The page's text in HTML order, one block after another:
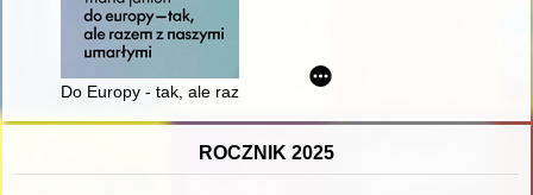
Do Europy - tak, ale razem z naszymi umarłymi
ROCZNIK 2025